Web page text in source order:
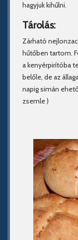
hagyjuk kihűlni.
Tárolás:
Zárható
hűtőben tartom.
a kenyérpirítóba
belőle, de az
napig simán
zsemle )